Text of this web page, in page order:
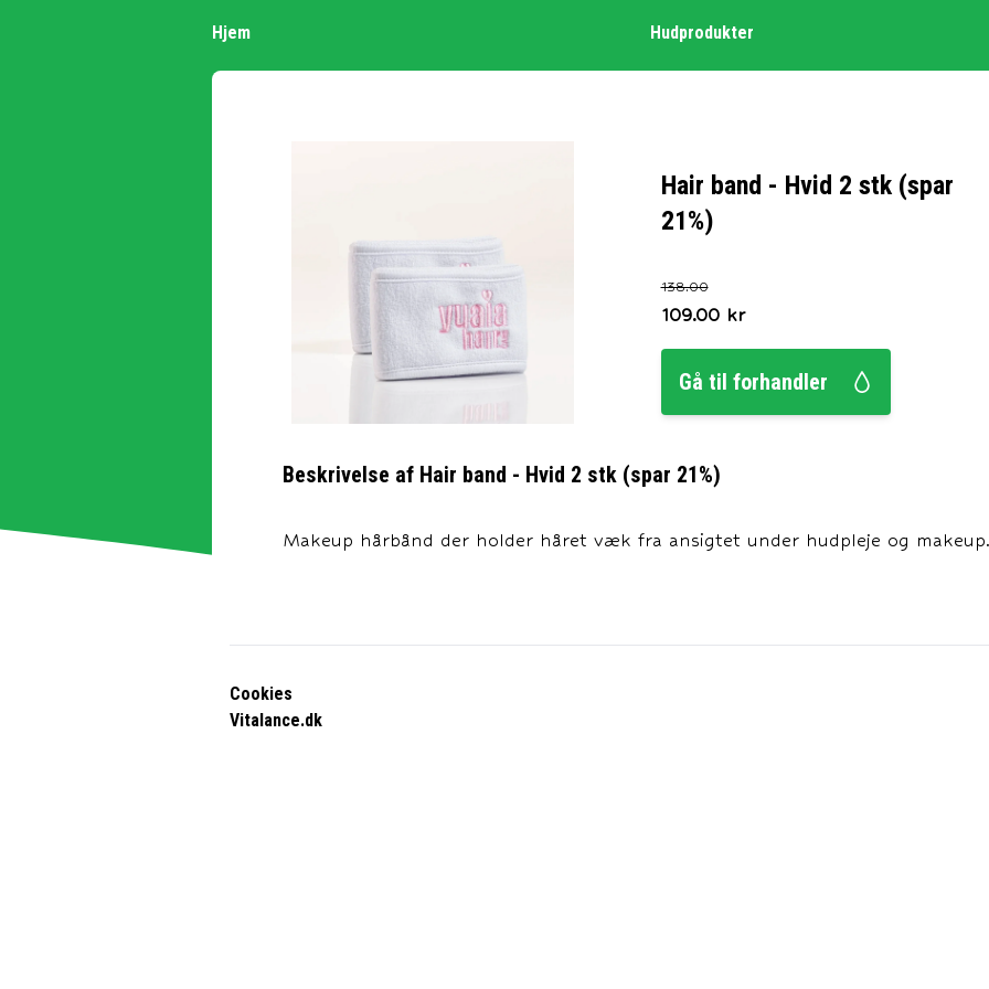
Hjem Hudprodukter
Hair band - Hvid 2 stk (spar
21%)
138.00
109.00kr
Gå til forhandler
Beskrivelse af Hair band - Hvid 2 stk (spar 21%)
Makeup hårbånd der holder håret væk fra ansigtet under hudpleje og makeup.
Cookies
Vitalance.dk